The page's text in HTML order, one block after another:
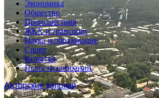
Экономика
Общество
Происшествия
ЖКХ и транспорт
Наука и образование
Спорт
Культура
Новости компаний
Авторские колонки